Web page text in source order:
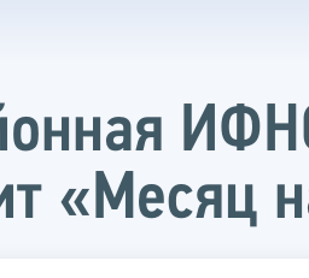
«Месяц